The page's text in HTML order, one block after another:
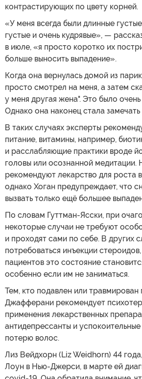
контрастирующих по цвету корней.
«У меня всегда были длинные
густые и очень кудрявые», —
в июле, «я просто коротко их
больше выносить выпадение».
Когда она вернулась домой из
просто смотрел на меня, а затем
у меня другая жена". Это было
Однако она наконец стала
В таких случаях эксперты
питание, витамины, например,
и расслабляющие практики вроде
головы или осознанной медитации.
рекомендуют лекарство для роста
однако Хоган предупреждает, что
вызвать только ещё большее
По словам Гуттман-Ясски, при
некоторые случаи не требуют
и проходят сами по себе. В других
потребоваться инъекции
пациентов это состояние
особенно если им не заниматься.
Тем, кто подавлен или травмирован
Джафферани рекомендует
применения лекарственных
антидепрессанты и успокоительные
потерю волос.
Лиз Вейдхорн (Liz Weidhorn) 44
Лоун в Нью-Джерси, в марте ей